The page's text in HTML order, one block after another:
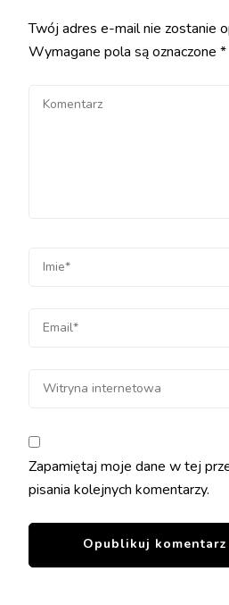
Twój adres e-mail nie zostanie
Wymagane pola są oznaczone *
Zapamiętaj moje dane w tej
pisania kolejnych komentarzy.